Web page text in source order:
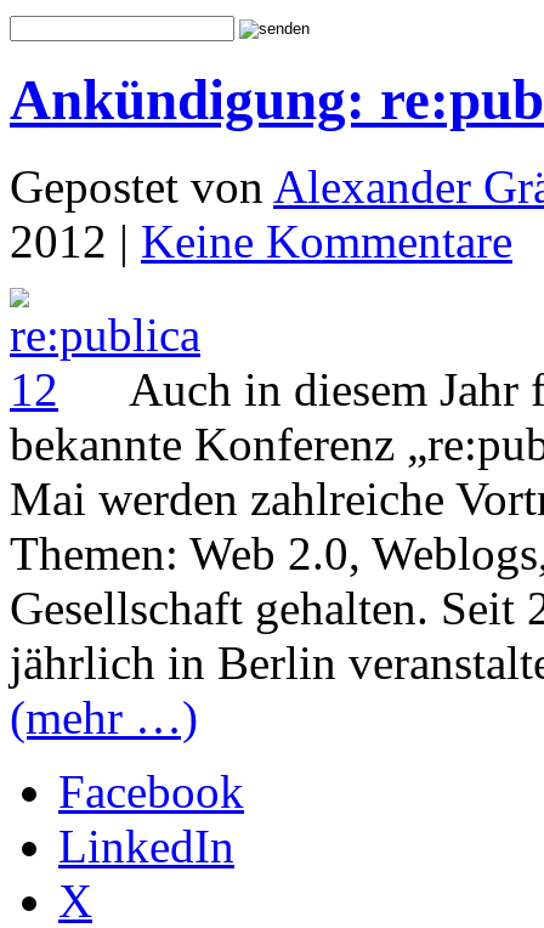
Ankündigung:
Gepostet von Alexander
2012 | Keine Kommentare
Auch in diesem Jahr
bekannte Konferenz
Mai werden zahlreiche
Themen: Web 2.0,
Gesellschaft gehalten.
jährlich in Berlin
(mehr …)
Facebook
LinkedIn
X